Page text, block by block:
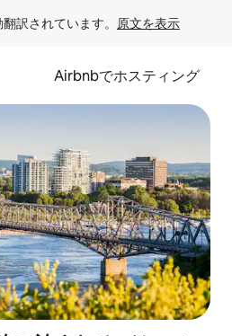
訳されています。 原文を表示
Airbnbでホスティング